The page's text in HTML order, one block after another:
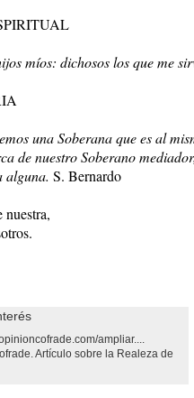
míos: dichosos los que me
una Soberana que es al
de nuestro Soberano
alguna. S. Bernardo
ampliar....
Artículo sobre la Realeza de